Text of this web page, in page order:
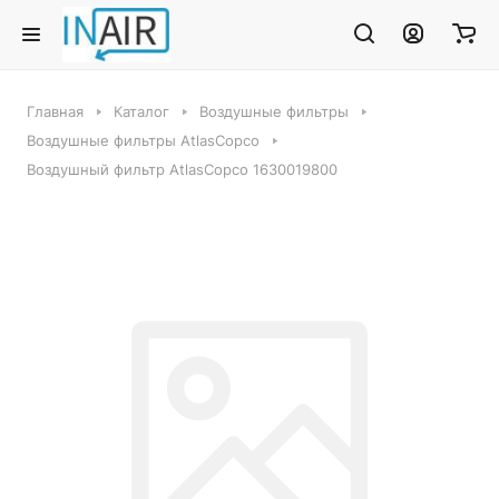
Главная Каталог
Воздушные фильтры
Воздушные фильтры AtlasCopco
Воздушный фильтр AtlasCopco 1630019800